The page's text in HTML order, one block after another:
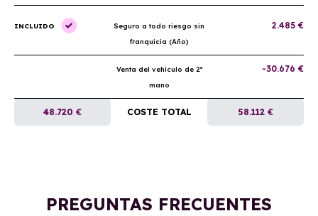
INCLUIDO
Seguro a todo riesgo sin
franquicia (Año)
2.485 €
Venta del vehículo de 2ª
mano
-30.676 €
48.720 € COSTE TOTAL 58.112 €
PREGUNTAS FRECUENTES